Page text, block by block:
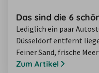
Das sind die 6
Lediglich ein paar
Düsseldorf entfernt
Feiner Sand, frische
Wellengang - die
Zum Artikel